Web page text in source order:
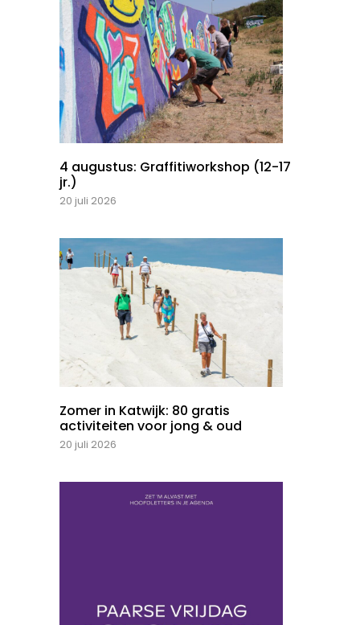
4 augustus: Graffitiworkshop (12-17
jr.)
20 juli 2026
Zomer in Katwijk: 80 gratis
activiteiten voor jong & oud
20 juli 2026